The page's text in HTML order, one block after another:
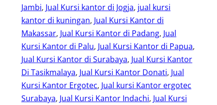
Jambi, Jual Kursi kantor di Jogja, jual kursi
kantor di kuningan, Jual Kursi Kantor di
Makassar, Jual Kursi Kantor di Padang, Jual
Kursi Kantor di Palu, Jual Kursi Kantor di Papua
Jual Kursi Kantor di Surabaya, Jual Kursi Kantor
Di Tasikmalaya, Jual Kursi Kantor Donati, Jual
Kursi Kantor Ergotec, Jual kursi Kantor ergotec
Surabaya, Jual Kursi Kantor Indachi, Jual Kursi